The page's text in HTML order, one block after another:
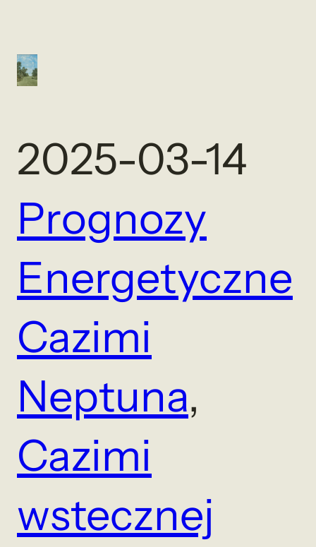
2025-03-14
Prognozy
Energetyczne
Cazimi
Neptuna
Cazimi
wstecznej